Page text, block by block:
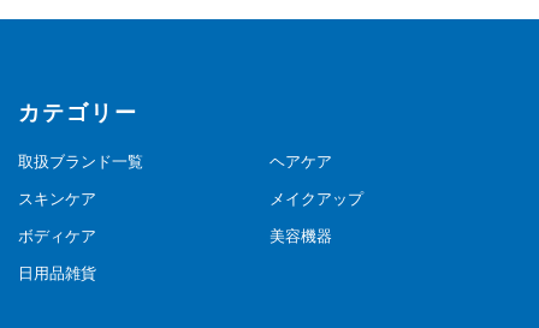
カテゴリー
取扱ブランド一覧 ヘアケア
スキンケア メイクアップ
ボディケア 美容機器
日用品雑貨